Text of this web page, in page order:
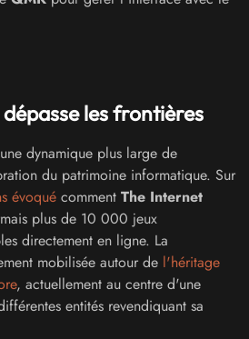
les frontières
dynamique plus large de
du patrimoine informatique. Sur
évoqué comment The Internet
plus de 10 000 jeux
directement en ligne. La
mobilisée autour de l'héritage
, actuellement au centre d'une
entités revendiquant sa